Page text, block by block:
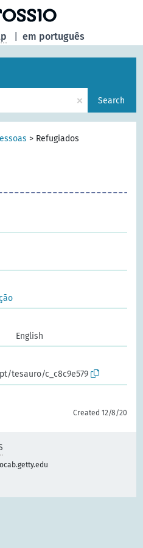
em português
× Search
> Refugiados
English
tesauro/c_c8c9e579
Created 12/8/20